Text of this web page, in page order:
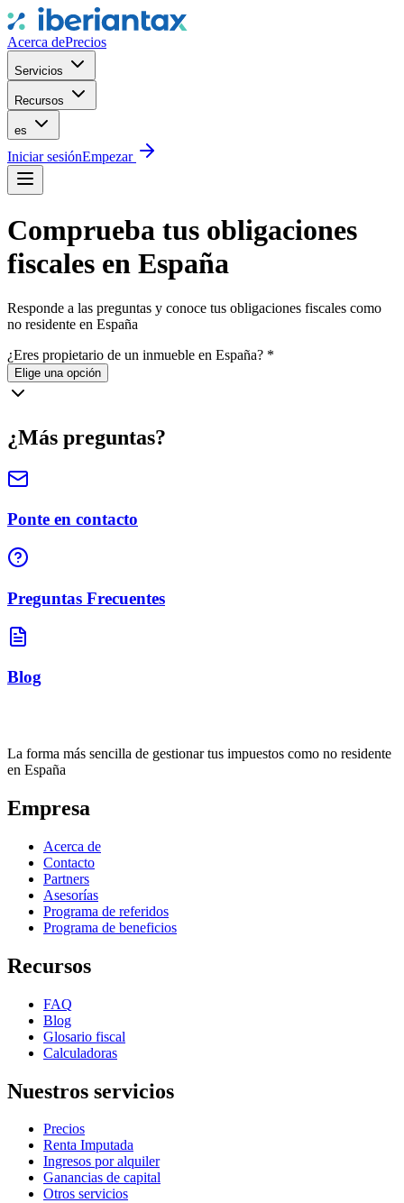
Acerca dePrecios
Servicios
Recursos
es
Iniciar sesiónEmpezar
Comprueba tus obligaciones
fiscales en España
Responde a las preguntas y conoce tus obligaciones fiscales como
no residente en España
¿Eres propietario de un inmueble en España? *
Elige una opción
¿Más preguntas?
Ponte en contacto
Preguntas Frecuentes
Blog
La forma más sencilla de gestionar tus impuestos como no residente
en España
Empresa
Acerca de
Contacto
Partners
Asesorías
Programa de referidos
Programa de beneficios
Recursos
FAQ
Blog
Glosario fiscal
Calculadoras
Nuestros servicios
Precios
Renta Imputada
Ingresos por alquiler
Ganancias de capital
Otros servicios